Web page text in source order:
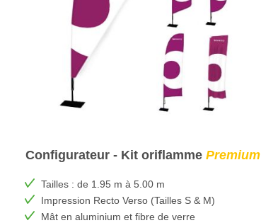
Configurateur - Kit oriflamme Premium
Tailles : de 1.95 m à 5.00 m
Impression Recto Verso (Tailles S & M)
Mât en aluminium et fibre de verre